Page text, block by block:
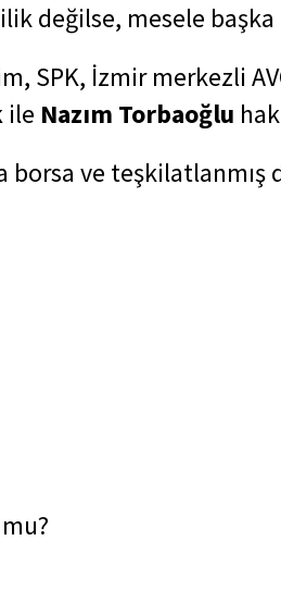
değilse, mesele
SPK, İzmir merkezli
ile Nazım Torbaoğlu
borsa ve teşkilatlanmış